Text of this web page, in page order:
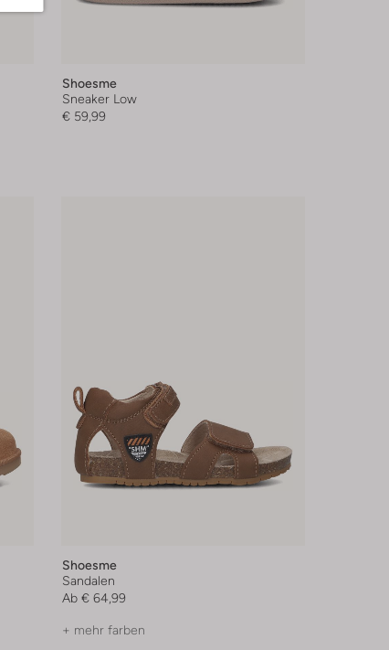
Shoesme
Sneaker Low
€ 59,99
Shoesme
Sandalen
Ab € 64,99
+ mehr farben